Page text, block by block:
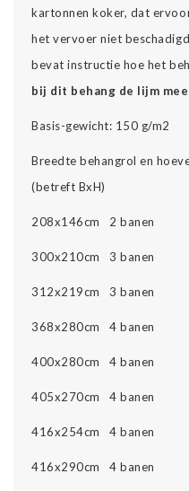
kartonnen koker, dat
het vervoer niet
bevat instructie hoe het
bij dit behang de lijm
Basis-gewicht: 150 g/m2
Breedte behangrol en
(betreft BxH)
208x146cm 2 banen
300x210cm 3 banen
312x219cm 3 banen
368x280cm 4 banen
400x280cm 4 banen
405x270cm 4 banen
416x254cm 4 banen
416x290cm 4 banen